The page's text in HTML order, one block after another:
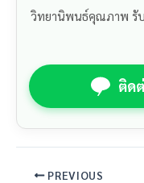
วิทยานิพนธ์คุณภาพ รั
ติด
PREVIOUS